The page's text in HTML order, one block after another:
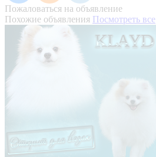
Пожаловаться на объявление
Похожие объявления Посмотреть все